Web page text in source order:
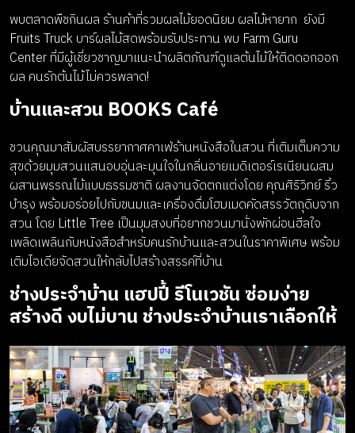
พบตลาดพืชกินผล ร้านค้าที่รวมผลไม้ยอดนิยม ผลไม้หายาก ยังมี
Fruits Truck บาร์ผลไม้สดพร้อมรับประทาน พบ Farm Guru
Center ที่มีผู้เชี่ยวชาญมาแนะนำผลิตภัณฑ์ดูแลต้นไม้ให้ติดดอกออก
ผล คนรักต้นไม้ไม่ควรพลาด!
บ้านและสวน BOOKS Café
ชวนคุณมาสัมผัสบรรยากาศคาเฟ่ร้านหนังสือในสวน ที่เติมเต็มความ
สุขด้วยมุมสวนแสนอบอุ่นละมุนใจในกลิ่นอายเมดิเตอร์เรเนียนผสม
ผสานพรรณไม้แบบธรรมชาติ ผลงานจัดตกแต่งโดย คุณศิริวิทย์ ริ้ว
บำรุง พร้อมอร่อยไปกับขนมและเครื่องดื่มโฮมเมดคัดสรรวัตถุดิบจาก
สวน โดย Little Tree เป็นมุมสงบที่อยากชวนมานั่งพักผ่อนฮีลใจ
เพลิดเพลินกับหนังสือสำหรับคนรักบ้านและสวนในราคาพิเศษ พร้อม
เติมไอเดียจัดสวนให้กลับไปสร้างสรรค์ที่บ้าน
ช่างประจำบ้าน แฮปปี้ รีโนเวชัน ซ่อมง่าย
สร้างดี งบไม่บาน ช่างประจำบ้านเราเลือกให้